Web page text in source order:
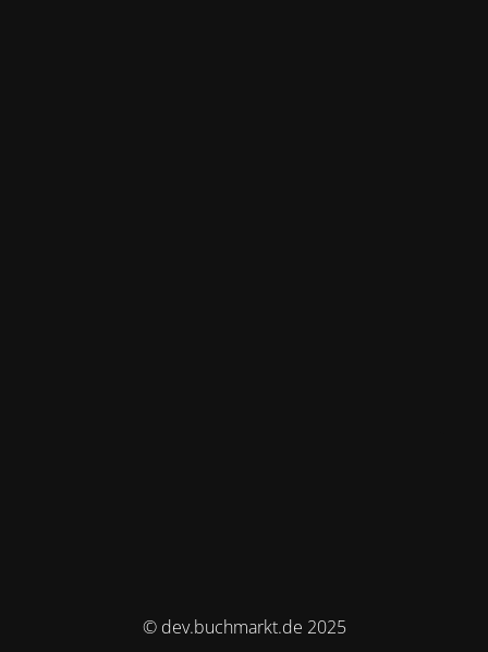
© dev.buchmarkt.de 2025